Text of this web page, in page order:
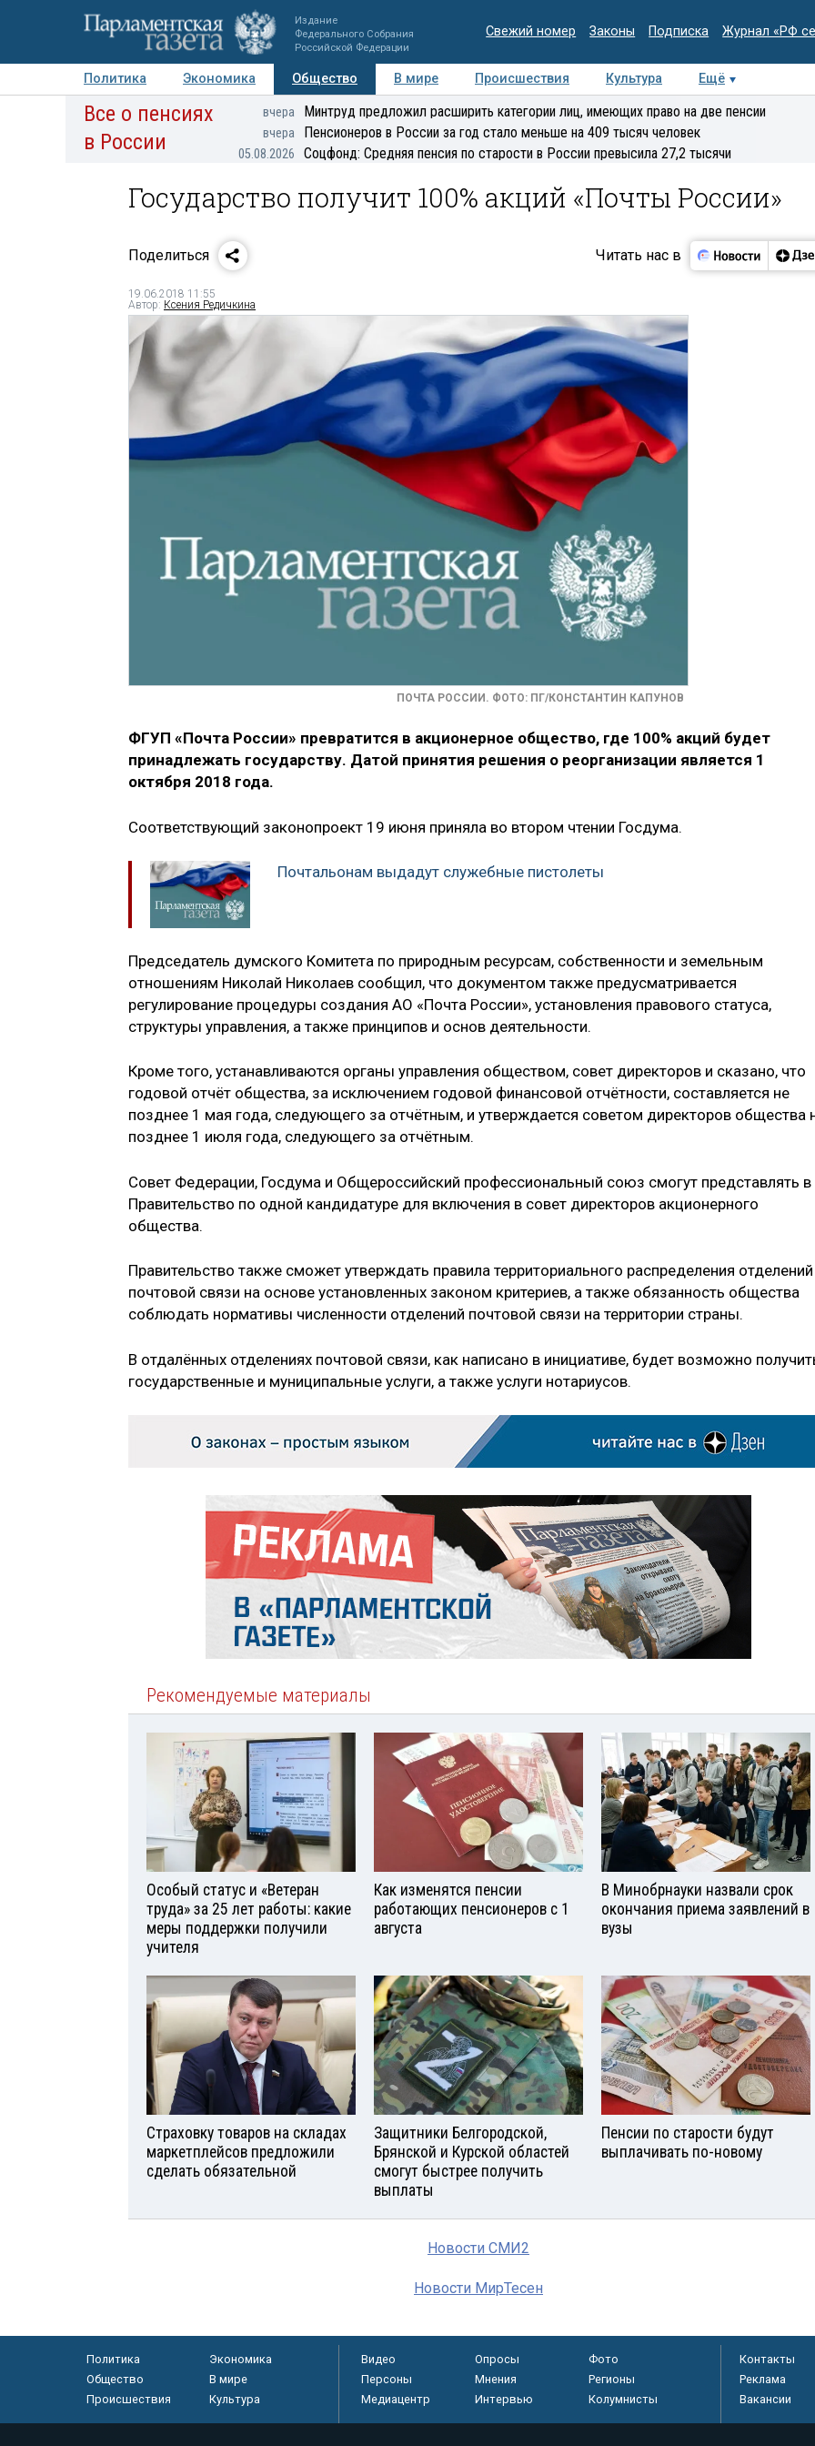
Издание
Федерального Собрания
Российской Федерации
Свежий номер Законы Подписка Журнал «РФ
Политика Экономика Общество В мире Происшествия Культура
Ещё
Авторы Персоны Мнения Регионы Медиацентр Интервью Колумнисты
Все о пенсиях
в России
вчера Минтруд предложил расширить категории лиц, имеющих право на две пенсии
вчера Пенсионеров в России за год стало меньше на 409 тысяч человек
05.08.2026 Соцфонд: Средняя пенсия по старости в России превысила 27,2 тысячи
Государство получит 100% акций «Почты России»
Поделиться Читать нас в
19.06.2018 11:55
Автор: Ксения Редичкина
ПОЧТА РОССИИ. ФОТО: ПГ/КОНСТАНТИН КАПУНОВ
ФГУП «Почта России» превратится в акционерное общество, где 100% акций будет
принадлежать государству. Датой принятия решения о реорганизации является 1
октября 2018 года.
Соответствующий законопроект 19 июня приняла во втором чтении Госдума.
Почтальонам выдадут служебные пистолеты
Председатель думского Комитета по природным ресурсам, собственности и земельным
отношениям Николай Николаев сообщил, что документом также предусматривается
регулирование процедуры создания АО «Почта России», установления правового статуса,
структуры управления, а также принципов и основ деятельности.
Кроме того, устанавливаются органы управления обществом, совет директоров и сказано, что
годовой отчёт общества, за исключением годовой финансовой отчётности, составляется не
позднее 1 мая года, следующего за отчётным, и утверждается советом директоров общества
позднее 1 июля года, следующего за отчётным.
Совет Федерации, Госдума и Общероссийский профессиональный союз смогут представлять в
Правительство по одной кандидатуре для включения в совет директоров акционерного
общества.
Правительство также сможет утверждать правила территориального распределения отделений
почтовой связи на основе установленных законом критериев, а также обязанность общества
соблюдать нормативы численности отделений почтовой связи на территории страны.
В отдалённых отделениях почтовой связи, как написано в инициативе, будет возможно
государственные и муниципальные услуги, а также услуги нотариусов.
Рекомендуемые материалы
Особый статус и «Ветеран
труда» за 25 лет работы: какие
меры поддержки получили
учителя
Как изменятся пенсии
работающих пенсионеров с 1
августа
В Минобрнауки назвали срок
окончания приема заявлений в
вузы
Страховку товаров на складах
маркетплейсов предложили
сделать обязательной
Защитники Белгородской,
Брянской и Курской областей
смогут быстрее получить
выплаты
Пенсии по старости будут
выплачивать по-новому
Новости СМИ2
Новости МирТесен
Политика
Экономика
Общество
В мире
Происшествия
Культура
Видео Опросы
Фото
Персоны
Мнения
Регионы
Медиацентр
Интервью Колумнисты
Контакты
Реклама
Вакансии